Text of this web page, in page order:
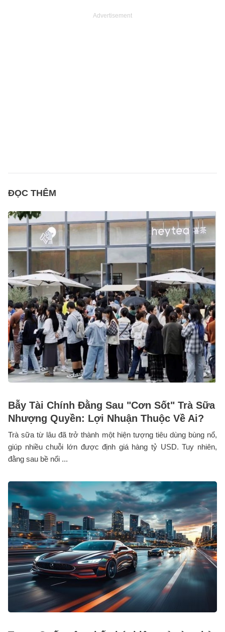
Advertisement
ĐỌC THÊM
Bẫy Tài Chính Đằng Sau "Cơn Sốt" Trà Sữa
Nhượng Quyền: Lợi Nhuận Thuộc Về Ai?
Trà sữa từ lâu đã trở thành một hiện tượng tiêu dùng bùng nổ,
giúp nhiều chuỗi lớn được định giá hàng tỷ USD. Tuy nhiên,
đằng sau bề nổi ...